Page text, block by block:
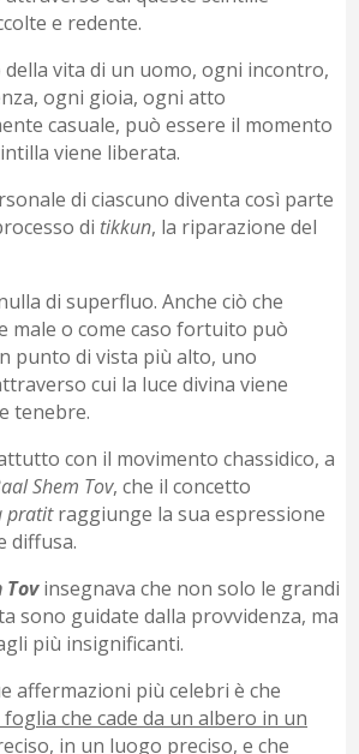
e redente.
vita di un uomo, ogni incontro,
ogni gioia, ogni atto
casuale, può essere il momento
viene liberata.
di ciascuno diventa così parte
di tikkun, la riparazione del
di superfluo. Anche ciò che
male o come caso fortuito può
punto di vista più alto, uno
cui la luce divina viene
tenebre.
con il movimento chassidico, a
Shem Tov, che il concetto
pratitraggiunge la sua espressione
diffusa.
Tovinsegnava che non solo le grandi
sono guidate dalla provvidenza, ma
più insignificanti.
affermazioni più celebri è che
foglia che cade da un albero in un
in un luogo preciso, e che